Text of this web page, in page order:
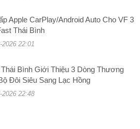
Apple CarPlay/Android Auto Cho VF 3
Thái Bình
2026 22:01
Bình Giới Thiệu 3 Dòng Thương
Đôi Siêu Sang Lạc Hồng
2026 22:48